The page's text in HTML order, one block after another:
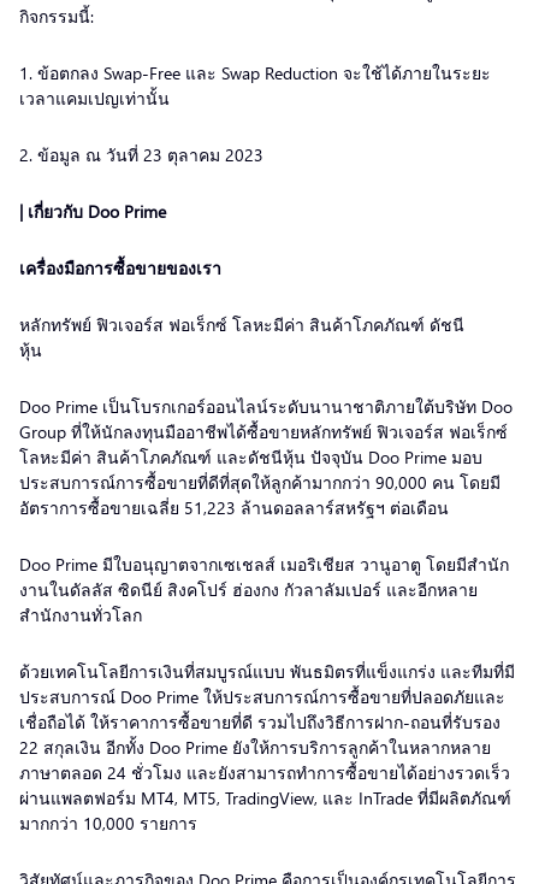
กิจกรรมนี้:
1. ข้อตกลง Swap-Free และ Swap Reduction จะใช้ได้ภายในระยะ
เวลาแคมเปญเท่านั้น
2. ข้อมูล ณ วันที่ 23 ตุลาคม 2023
| เกี่ยวกับ Doo Prime
เครื่องมือการซื้อขายของเรา
หลักทรัพย์ ฟิวเจอร์ส ฟอเร็กซ์ โลหะมีค่า สินค้าโภคภัณฑ์ ดัชนี
หุ้น
Doo Prime เป็นโบรกเกอร์ออนไลน์ระดับนานาชาติภายใต้บริษัท Doo
Group ที่ให้นักลงทุนมืออาชีพได้ซื้อขายหลักทรัพย์ ฟิวเจอร์ส ฟอเร็กซ์
โลหะมีค่า สินค้าโภคภัณฑ์ และดัชนีหุ้น ปัจจุบัน Doo Prime มอบ
ประสบการณ์การซื้อขายที่ดีที่สุดให้ลูกค้ามากกว่า 90,000 คน โดยมี
อัตราการซื้อขายเฉลี่ย 51,223 ล้านดอลลาร์สหรัฐฯ ต่อเดือน
Doo Prime มีใบอนุญาตจากเซเชลส์ เมอริเชียส วานูอาตู โดยมีสำนัก
งานในดัลลัส ซิดนีย์ สิงคโปร์ ฮ่องกง กัวลาลัมเปอร์ และอีกหลาย
สำนักงานทั่วโลก
ด้วยเทคโนโลยีการเงินที่สมบูรณ์แบบ พันธมิตรที่แข็งแกร่ง และทีมที่มี
ประสบการณ์ Doo Prime ให้ประสบการณ์การซื้อขายที่ปลอดภัยและ
เชื่อถือได้ ให้ราคาการซื้อขายที่ดี รวมไปถึงวิธีการฝาก-ถอนที่รับรอง
22 สกุลเงิน อีกทั้ง Doo Prime ยังให้การบริการลูกค้าในหลากหลาย
ภาษาตลอด 24 ชั่วโมง และยังสามารถทำการซื้อขายได้อย่างรวดเร็ว
ผ่านแพลตฟอร์ม MT4, MT5, TradingView, และ InTrade ที่มีผลิตภัณฑ์
มากกว่า 10,000 รายการ